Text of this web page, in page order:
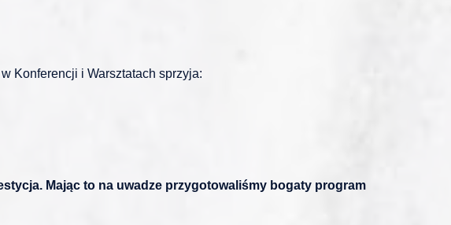
Konferencji i Warsztatach sprzyja:
Mając to na uwadze przygotowaliśmy bogaty program